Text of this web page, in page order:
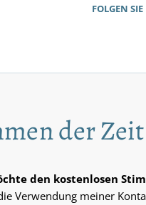
FOLGEN
der
den kostenlosen
Verwendung meiner